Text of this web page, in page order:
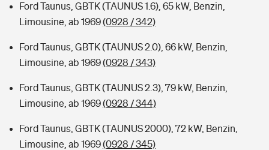
Typklassen: So ist Ihr Auto eingestuft
Sie haben Fragen?
Ford Taunus, GBTK (TAUNUS 1.6), 65 kW, Benzin,
Limousine, ab 1969(0928 / 342)
Ford Taunus, GBTK (TAUNUS 2.0), 66 kW, Benzin,
Limousine, ab 1969(0928 / 343)
Ford Taunus, GBTK (TAUNUS 2.3), 79 kW, Benzin,
Limousine, ab 1969(0928 / 344)
Ford Taunus, GBTK (TAUNUS 2000), 72 kW, Benzin,
Limousine, ab 1969(0928 / 345)